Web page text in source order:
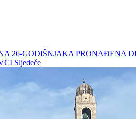
26-GODIŠNJAKA PRONAĐENA
Sljedeće